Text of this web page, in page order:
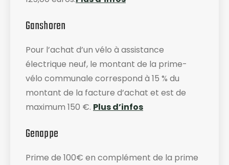
Ganshoren
Pour l’achat d’un vélo à assistance
électrique neuf, le montant de la prime-
vélo communale correspond à 15 % du
montant de la facture d’achat et est de
maximum 150 €. Plus d’infos
Genappe
Prime de 100€ en complément de la prime